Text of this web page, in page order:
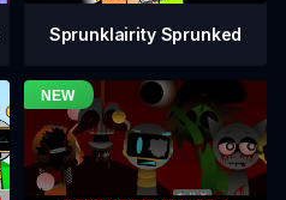
Sprunklairity Sprunked